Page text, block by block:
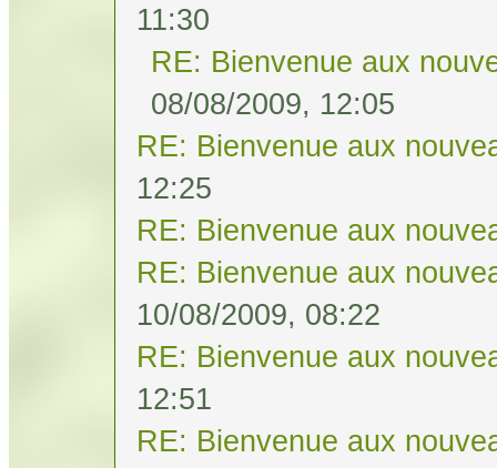
11:30
RE: Bienvenue aux
08/08/2009, 12:05
RE: Bienvenue aux
12:25
RE: Bienvenue aux
RE: Bienvenue aux
10/08/2009, 08:22
RE: Bienvenue aux
12:51
RE: Bienvenue aux